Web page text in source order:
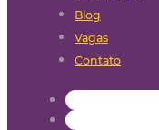
Blog
Vagas
Contato